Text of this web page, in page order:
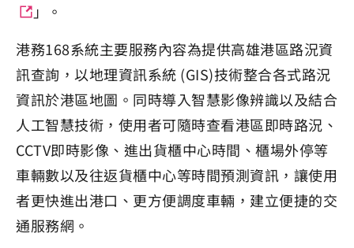
」。
港務168系統主要服務內容為提供高雄港區路況資
訊查詢，以地理資訊系統 (GIS)技術整合各式路況
資訊於港區地圖。同時導入智慧影像辨識以及結合
人工智慧技術，使用者可隨時查看港區即時路況、
CCTV即時影像、進出貨櫃中心時間、櫃場外停等
車輛數以及往返貨櫃中心等時間預測資訊，讓使用
者更快進出港口、更方便調度車輛，建立便捷的交
通服務網。